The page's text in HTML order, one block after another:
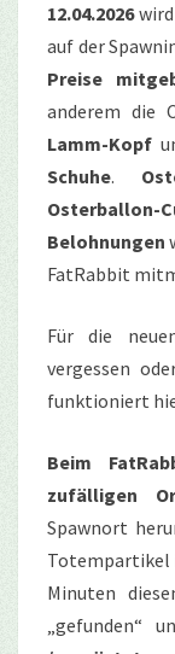
12.04.2026wird
auf der
Preise
anderem die
Lamm-Kopf
Schuhe.
Osterballon-
Belohnungen
FatRabbit
Für die
vergessen
funktioniert
Beim
zufälligen
Spawnort
Totempartikel
Minuten
„gefunden“